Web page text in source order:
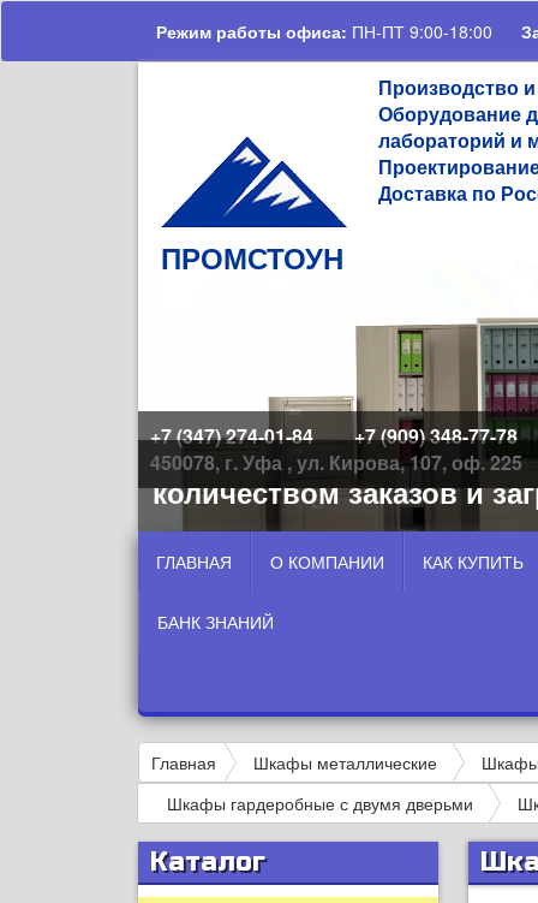
Режим работы офиса: ПН-ПТ 9:00-18:00
ПРОМСТОУН
Производство
Оборудование
лабораторий и
Доставка по
+7 (347) 274-01-84
+7 (909) 348-77-78
450078, г. Уфа , ул. Кирова, 107, оф. 225
количеством заказов и
ГЛАВНАЯ О КОМПАНИИ КАК КУПИТЬ
БАНК ЗНАНИЙ
Главная Шкафы металлические
Шкафы
Шкафы гардеробные с двумя дверьми
Каталог